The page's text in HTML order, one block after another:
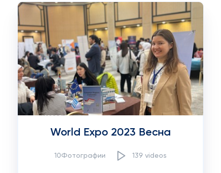
World Expo 2023 Весна
10Фотографии 139 videos